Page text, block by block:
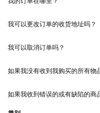
我可以更改订单的收货地址吗？
我可以取消订单吗？
如果我没有收到我购买的所有物
如果我收到错误的或有缺陷的商